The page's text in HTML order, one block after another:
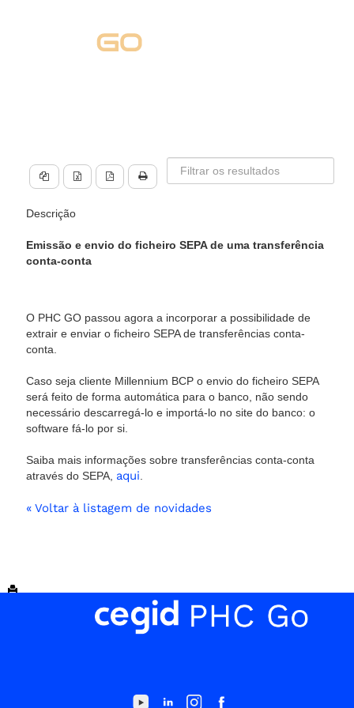
Descrição
Emissão e envio do ficheiro SEPA de uma transferência
conta-conta
O PHC GO passou agora a incorporar a possibilidade de
extrair e enviar o ficheiro SEPA de transferências conta-
conta.
Caso seja cliente Millennium BCP o envio do ficheiro SEPA
será feito de forma automática para o banco, não sendo
necessário descarregá-lo e importá-lo no site do banco: o
software fá-lo por si.
Saiba mais informações sobre transferências conta-conta
através do SEPA, aqui
« Voltar à listagem de novidades